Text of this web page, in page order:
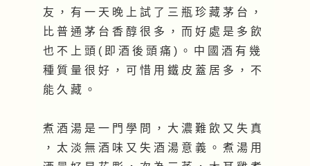
友 ， 有 一 天 晚 上 試 了 三 瓶 珍 藏 茅 台 ，
比 普 通 茅 台 香 醇 很 多 ， 而 好 處 是 多 飲
也 不 上 頭 ( 即 酒 後 頭 痛 ) 。 中 國 酒 有 幾
種 質 量 很 好 ， 可 惜 用 鐵 皮 蓋 居 多 ， 不
能 久 藏 。
煮 酒 湯 是 一 門 學 問 ， 大 濃 難 飲 又 失 真
， 太 淡 無 酒 味 又 失 酒 湯 意 義 。 煮 湯 用